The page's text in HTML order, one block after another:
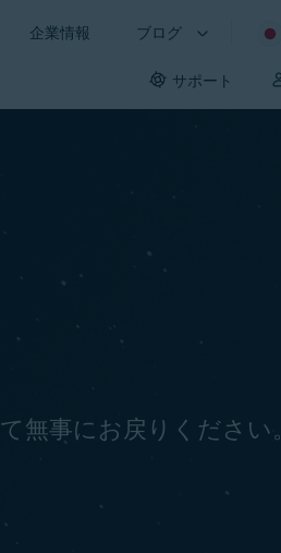
企業情報 ブログ
サポート
事にお戻りください。